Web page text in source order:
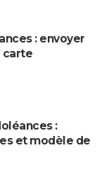
: envoyer
carte
:
et modèle de